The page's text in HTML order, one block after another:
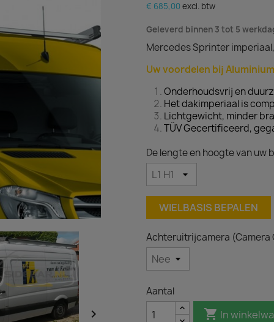

€ 685,00 excl. btw
Geleverd binnen 3 tot 5
Mercedes Sprinter
Uw voordelen bij
Onderhoudsvrij en
Het dakimperiaal is
Lichtgewicht, minder
TÜV Gecertificeerd,
De lengte en hoogte van uw
WIELBASIS BEPALEN
Achteruitrijcamera (Camera
Aantal
 In